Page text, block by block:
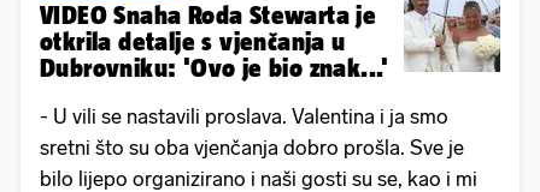
VIDEO Snaha Roda Stewarta je
otkrila detalje s vjenčanja u
Dubrovniku: 'Ovo je bio znak...'
- U vili se nastavili proslava. Valentina i ja smo
sretni što su oba vjenčanja dobro prošla. Sve je
bilo lijepo organizirano i naši gosti su se, kao i mi